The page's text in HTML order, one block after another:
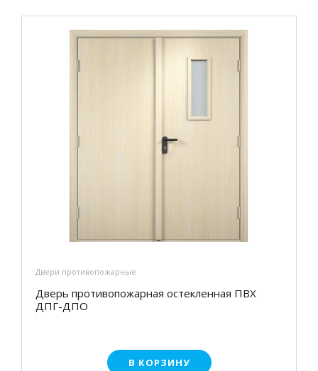
Двери противопожарные
Дверь противопожарная остекленная ПВХ
ДПГ-ДПО
В КОРЗИНУ